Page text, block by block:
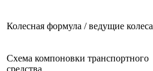
Колесная формула / ведущие колеса
Схема компоновки транспортного
средства